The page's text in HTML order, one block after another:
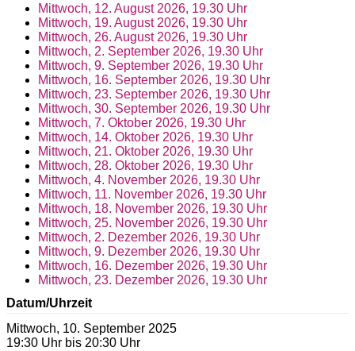
Mittwoch, 12. August 2026, 19.30 Uhr
Mittwoch, 19. August 2026, 19.30 Uhr
Mittwoch, 26. August 2026, 19.30 Uhr
Mittwoch, 2. September 2026, 19.30 Uhr
Mittwoch, 9. September 2026, 19.30 Uhr
Mittwoch, 16. September 2026, 19.30 Uhr
Mittwoch, 23. September 2026, 19.30 Uhr
Mittwoch, 30. September 2026, 19.30 Uhr
Mittwoch, 7. Oktober 2026, 19.30 Uhr
Mittwoch, 14. Oktober 2026, 19.30 Uhr
Mittwoch, 21. Oktober 2026, 19.30 Uhr
Mittwoch, 28. Oktober 2026, 19.30 Uhr
Mittwoch, 4. November 2026, 19.30 Uhr
Mittwoch, 11. November 2026, 19.30 Uhr
Mittwoch, 18. November 2026, 19.30 Uhr
Mittwoch, 25. November 2026, 19.30 Uhr
Mittwoch, 2. Dezember 2026, 19.30 Uhr
Mittwoch, 9. Dezember 2026, 19.30 Uhr
Mittwoch, 16. Dezember 2026, 19.30 Uhr
Mittwoch, 23. Dezember 2026, 19.30 Uhr
Datum/Uhrzeit
Mittwoch, 10. September 2025
19:30 Uhr bis 20:30 Uhr